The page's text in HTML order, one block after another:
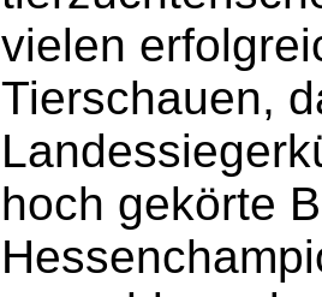
vielen
Tierschauen,
hoch gekörte